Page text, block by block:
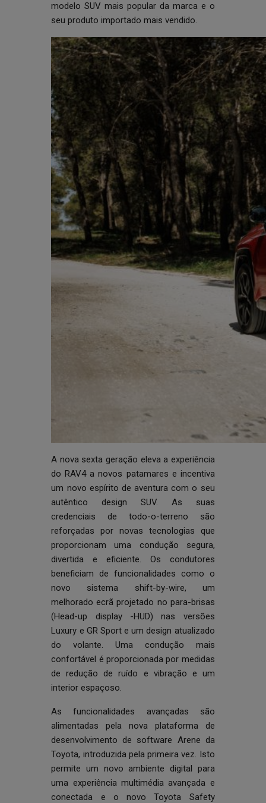
modelo SUV mais popular da marca e o
seu produto importado mais vendido.
A nova sexta geração eleva a experiência
do RAV4 a novos patamares e incentiva
um novo espírito de aventura com o seu
autêntico design SUV. As suas
credenciais de todo-o-terreno são
reforçadas por novas tecnologias que
proporcionam uma condução segura,
divertida e eficiente. Os condutores
beneficiam de funcionalidades como o
novo sistema shift-by-wire, um
melhorado ecrã projetado no para-brisas
(Head-up display -HUD) nas versões
Luxury e GR Sport e um design atualizado
do volante. Uma condução mais
confortável é proporcionada por medidas
de redução de ruído e vibração e um
interior espaçoso.
As funcionalidades avançadas são
alimentadas pela nova plataforma de
desenvolvimento de software Arene da
Toyota, introduzida pela primeira vez. Isto
permite um novo ambiente digital para
uma experiência multimédia avançada e
conectada e o novo Toyota Safety